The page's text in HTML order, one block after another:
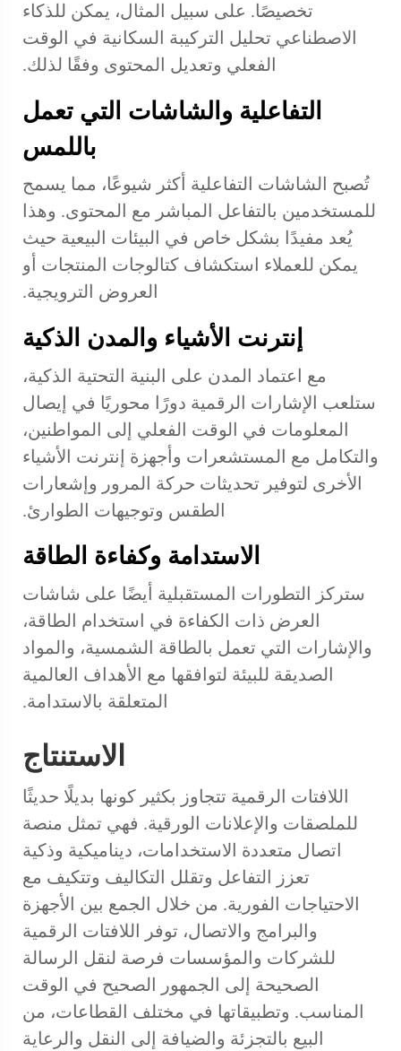
تخصيصًا. على سبيل المثال، يمكن للذكاء
الاصطناعي تحليل التركيبة السكانية في الوقت
الفعلي وتعديل المحتوى وفقًا لذلك.
التفاعلية والشاشات التي تعمل
باللمس
تُصبح الشاشات التفاعلية أكثر شيوعًا، مما يسمح
للمستخدمين بالتفاعل المباشر مع المحتوى. وهذا
يُعد مفيدًا بشكل خاص في البيئات البيعية حيث
يمكن للعملاء استكشاف كتالوجات المنتجات أو
العروض الترويجية.
إنترنت الأشياء والمدن الذكية
مع اعتماد المدن على البنية التحتية الذكية،
ستلعب الإشارات الرقمية دورًا محوريًا في إيصال
المعلومات في الوقت الفعلي إلى المواطنين،
والتكامل مع المستشعرات وأجهزة إنترنت الأشياء
الأخرى لتوفير تحديثات حركة المرور وإشعارات
الطقس وتوجيهات الطوارئ.
الاستدامة وكفاءة الطاقة
ستركز التطورات المستقبلية أيضًا على شاشات
العرض ذات الكفاءة في استخدام الطاقة،
والإشارات التي تعمل بالطاقة الشمسية، والمواد
الصديقة للبيئة لتوافقها مع الأهداف العالمية
المتعلقة بالاستدامة.
الاستنتاج
اللافتات الرقمية تتجاوز بكثير كونها بديلًا حديثًا
للملصقات والإعلانات الورقية. فهي تمثل منصة
اتصال متعددة الاستخدامات، ديناميكية وذكية
تعزز التفاعل وتقلل التكاليف وتتكيف مع
الاحتياجات الفورية. من خلال الجمع بين الأجهزة
والبرامج والاتصال، توفر اللافتات الرقمية
للشركات والمؤسسات فرصة لنقل الرسالة
الصحيحة إلى الجمهور الصحيح في الوقت
المناسب. وتطبيقاتها في مختلف القطاعات، من
البيع بالتجزئة والضيافة إلى النقل والرعاية